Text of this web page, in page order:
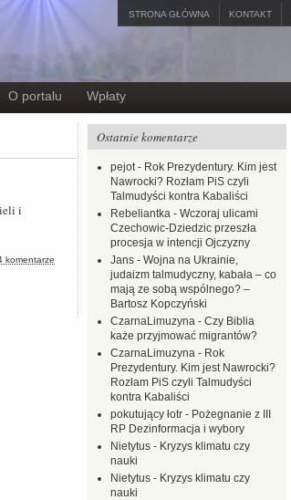
STRONA GŁÓWNA KONTAKT
O portalu Wpłaty
i
komentarze
Ostatnie komentarze
pejot- Rok Prezydentury. Kim jest
Nawrocki? Rozłam PiS czyli
Talmudyści kontra Kabaliści
Rebeliantka - Wczoraj ulicami
Czechowic-Dziedzic przeszła
procesja w intencji Ojczyzny
Jans - Wojna na Ukrainie,
judaizm talmudyczny, kabała – co
mają ze sobą wspólnego? –
Bartosz Kopczyński
CzarnaLimuzyna - Czy Biblia
każe przyjmować migrantów?
CzarnaLimuzyna - Rok
Prezydentury. Kim jest Nawrocki?
Rozłam PiS czyli Talmudyści
kontra Kabaliści
pokutujący łotr - Pożegnanie z III
RP Dezinformacja i wybory
Nietytus - Kryzys klimatu czy
nauki
Nietytus - Kryzys klimatu czy
nauki